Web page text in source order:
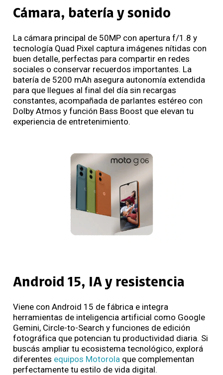
Cámara, batería y sonido
La cámara principal de 50MP con apertura f/1.8 y
tecnología Quad Pixel captura imágenes nítidas con
buen detalle, perfectas para compartir en redes
sociales o conservar recuerdos importantes. La
batería de 5200 mAh asegura autonomía extendida
para que llegues al final del día sin recargas
constantes, acompañada de parlantes estéreo con
Dolby Atmos y función Bass Boost que elevan tu
experiencia de entretenimiento.
Android 15, IA y resistencia
Viene con Android 15 de fábrica e integra
herramientas de inteligencia artificial como Google
Gemini, Circle-to-Search y funciones de edición
fotográfica que potencian tu productividad diaria. Si
buscás ampliar tu ecosistema tecnológico, explorá
diferentes equipos Motorola que complementan
perfectamente tu estilo de vida digital.